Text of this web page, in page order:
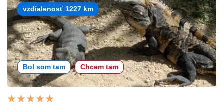
vzdialenosť 1227 km
Bol som tam Chcem tam